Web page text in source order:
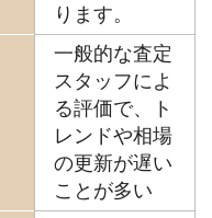
ります。
一般的な査定
スタッフによ
る評価で、ト
レンドや相場
の更新が遅い
ことが多い